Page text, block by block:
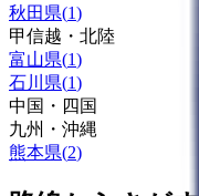
秋田県(1)
甲信越・北陸
富山県(1)
石川県(1)
中国・四国
九州・沖縄
熊本県(2)